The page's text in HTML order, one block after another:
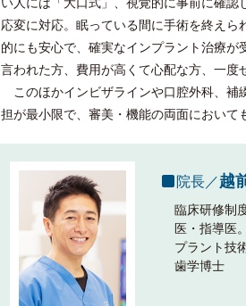
応変に対応。眠っている間に手術を終え
的にも安心で、確実なインプラント治療が
言われた方、費用が高くて心配な方、一度
このほかインビザラインや口腔外科、補
担が最小限で、審美・機能の両面において
院長／越
臨床研修制
医・指導医
プラント技
歯学博士